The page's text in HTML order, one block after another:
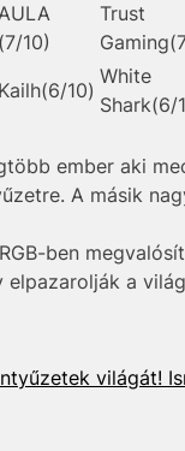
(7/10)
Trust
Kailh(6/10)
White
Shark(6/
ember aki
A másik
ben
elpazarolják a
világát!